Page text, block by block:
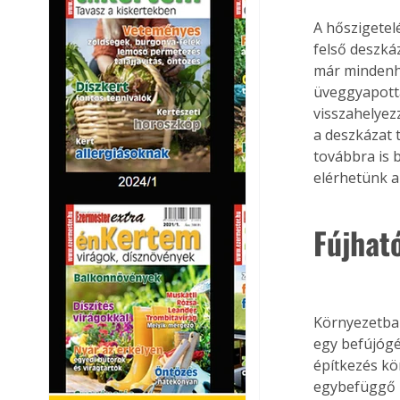
A
felső
már
a
továbbra is
elérhetünk
egy
építkezés
egybefüggő